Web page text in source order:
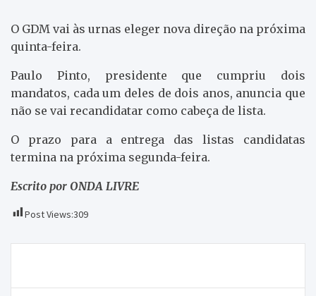
O GDM vai às urnas eleger nova direção na próxima
quinta-feira.
Paulo Pinto, presidente que cumpriu dois
mandatos, cada um deles de dois anos, anuncia que
não se vai recandidatar como cabeça de lista.
O prazo para a entrega das listas candidatas
termina na próxima segunda-feira.
Escrito por ONDA LIVRE
Post Views:309